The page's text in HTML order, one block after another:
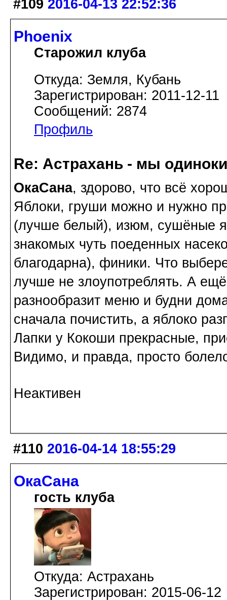
#109 2016-04-13 22:52:36
Phoenix
Старожил клуба
Откуда: Земля, Кубань
Зарегистрирован: 2011-12-11
Сообщений: 2874
Профиль
Re: Астрахань - мы
ОкаСана, здорово, что всё
Яблоки, груши можно и нужно
(лучше белый), изюм, сушёные
знакомых чуть поеденных
благодарна), финики. Что
лучше не злоупотреблять. А
разнообразит меню и будни
сначала почистить, а яблоко
Лапки у Кокоши прекрасные,
Видимо, и правда, просто
Неактивен
#110 2016-04-14 18:55:29
ОкаСана
гость клуба
Откуда: Астрахань
Зарегистрирован: 2015-06-12